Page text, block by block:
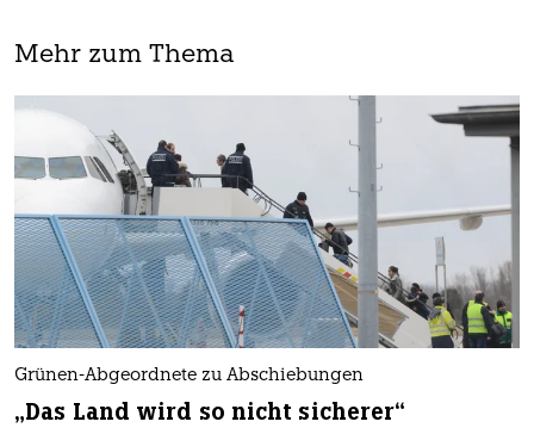
Mehr zum Thema
Grünen-Abgeordnete zu Abschiebungen
„Das Land wird so nicht sicherer“